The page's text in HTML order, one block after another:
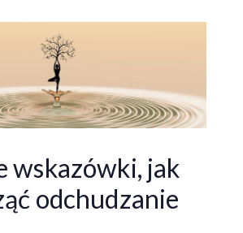
wskazówki, jak
odchudzanie